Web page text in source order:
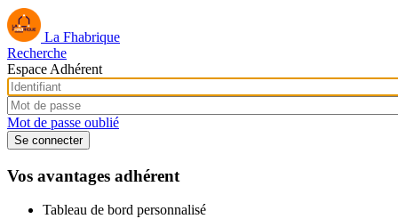
La Fhabrique
Recherche
Espace Adhérent
Mot de passe oublié
Vos avantages adhérent
Tableau de bord personnalisé